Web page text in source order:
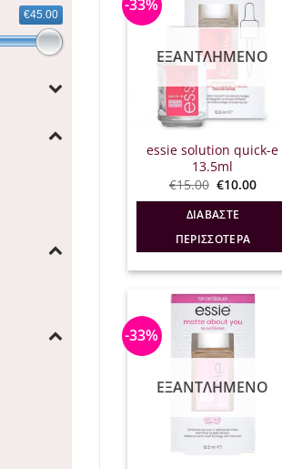
€45.00 -33%
ΕΞΑΝΤΛΗΜΈΝΟ
essie solution quick-e
13.5ml
€15.00 Original
was:
€15.00.
€10.00Η
ΔΙΑΒΆΣΤΕ
ΠΕΡΙΣΣΌΤΕΡΑ
-33%
ΕΞΑΝΤΛΗΜΈΝΟ